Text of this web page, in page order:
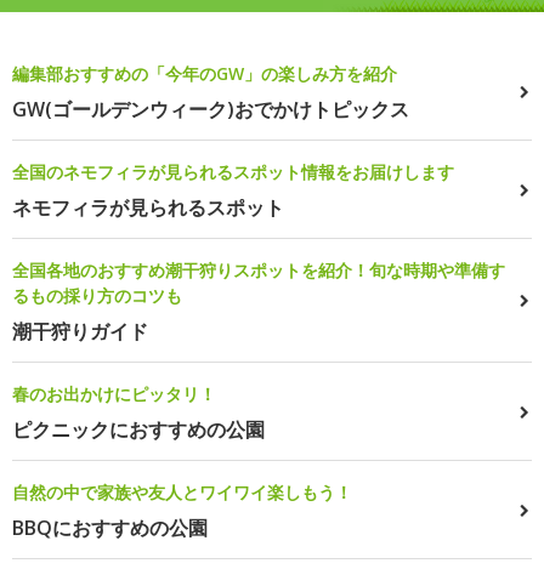
編集部おすすめの「今年のGW」の楽しみ方を紹介
GW(ゴールデンウィーク)おでかけトピックス
全国のネモフィラが見られるスポット情報をお届けします
ネモフィラが見られるスポット
全国各地のおすすめ潮干狩りスポットを紹介！旬な時期や準備す
るもの採り方のコツも
潮干狩りガイド
春のお出かけにピッタリ！
ピクニックにおすすめの公園
自然の中で家族や友人とワイワイ楽しもう！
BBQにおすすめの公園